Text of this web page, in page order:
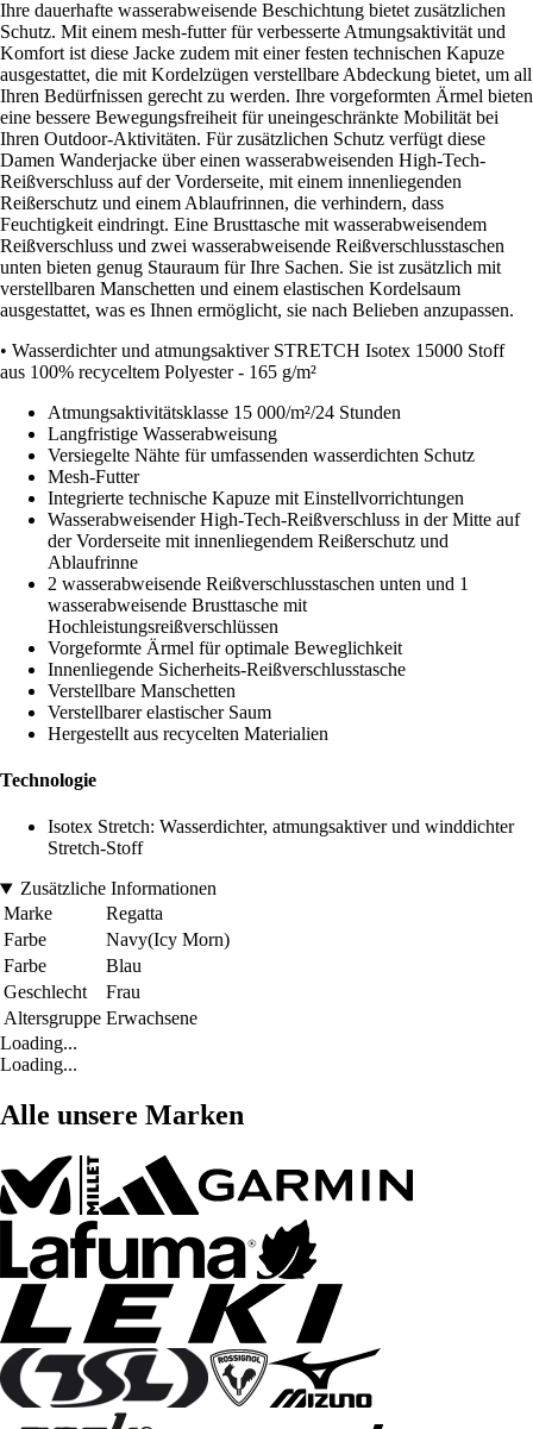
Ihre dauerhafte wasserabweisende Beschichtung bietet zusätzlichen
Schutz. Mit einem mesh-futter für verbesserte Atmungsaktivität und
Komfort ist diese Jacke zudem mit einer festen technischen Kapuze
ausgestattet, die mit Kordelzügen verstellbare Abdeckung bietet, um all
Ihren Bedürfnissen gerecht zu werden. Ihre vorgeformten Ärmel bieten
eine bessere Bewegungsfreiheit für uneingeschränkte Mobilität bei
Ihren Outdoor-Aktivitäten. Für zusätzlichen Schutz verfügt diese
Damen Wanderjacke über einen wasserabweisenden High-Tech-
Reißverschluss auf der Vorderseite, mit einem innenliegenden
Reißerschutz und einem Ablaufrinnen, die verhindern, dass
Feuchtigkeit eindringt. Eine Brusttasche mit wasserabweisendem
Reißverschluss und zwei wasserabweisende Reißverschlusstaschen
unten bieten genug Stauraum für Ihre Sachen. Sie ist zusätzlich mit
verstellbaren Manschetten und einem elastischen Kordelsaum
ausgestattet, was es Ihnen ermöglicht, sie nach Belieben anzupassen.
• Wasserdichter und atmungsaktiver STRETCH Isotex 15000 Stoff
aus 100% recyceltem Polyester - 165 g/m²
Atmungsaktivitätsklasse 15 000/m²/24 Stunden
Langfristige Wasserabweisung
Versiegelte Nähte für umfassenden wasserdichten Schutz
Mesh-Futter
Integrierte technische Kapuze mit Einstellvorrichtungen
Wasserabweisender High-Tech-Reißverschluss in der Mitte auf
der Vorderseite mit innenliegendem Reißerschutz und
Ablaufrinne
2 wasserabweisende Reißverschlusstaschen unten und 1
wasserabweisende Brusttasche mit
Hochleistungsreißverschlüssen
Vorgeformte Ärmel für optimale Beweglichkeit
Innenliegende Sicherheits-Reißverschlusstasche
Verstellbare Manschetten
Verstellbarer elastischer Saum
Hergestellt aus recycelten Materialien
Technologie
Isotex Stretch: Wasserdichter, atmungsaktiver und winddichter
Stretch-Stoff
Zusätzliche Informationen
Marke
Regatta
Farbe
Navy(Icy Morn)
Farbe
Blau
Geschlecht
Frau
Altersgruppe Erwachsene
Loading...
Loading...
Alle unsere Marken